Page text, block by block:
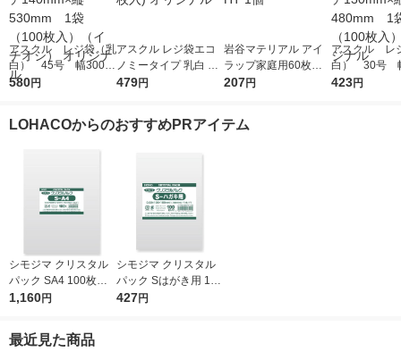
アスクル レジ袋（乳
白） 45号 幅300m
m×マチ140mm×縦53
リジナル
580円
アスクル レジ袋エコ
ノミータイプ 乳白 45
号 1袋(100枚入) オリ
479円
岩谷マテリアル アイ
ラップ家庭用60枚入
り I-WRAP-HT 1個
207円
アスクル レ
白） 30号
m×マチ
423円
LOHACOからのおすすめPRアイテム
シモジマ クリスタル
パック SA4 100枚入 6
739200 1袋(100枚入)
1,160円
シモジマ クリスタル
パック Sはがき用 100
枚入 6751700 1袋(10
427円
最近見た商品